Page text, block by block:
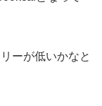
ーが低いかなと